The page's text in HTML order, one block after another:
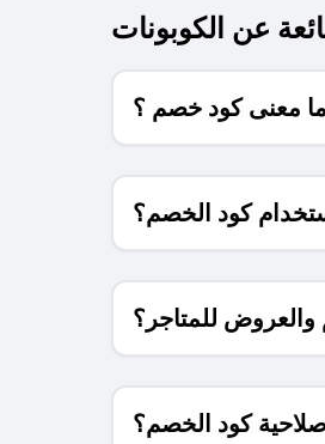
عن الكوبونات
ما معنى كود خصم ؟
كود الخصم؟
للمتاجر؟
كود الخصم؟